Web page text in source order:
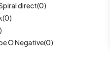
direct(0)
(0)
O Negative(0)